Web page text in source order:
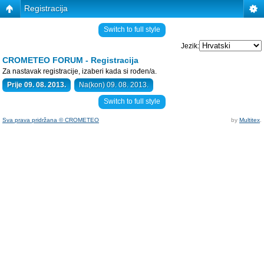
Registracija
Switch to full style
Jezik:
CROMETEO FORUM - Registracija
Za nastavak registracije, izaberi kada si rođen/a.
Prije 09. 08. 2013.
Na(kon) 09. 08. 2013.
Switch to full style
Sva prava pridržana © CROMETEO by Multitex